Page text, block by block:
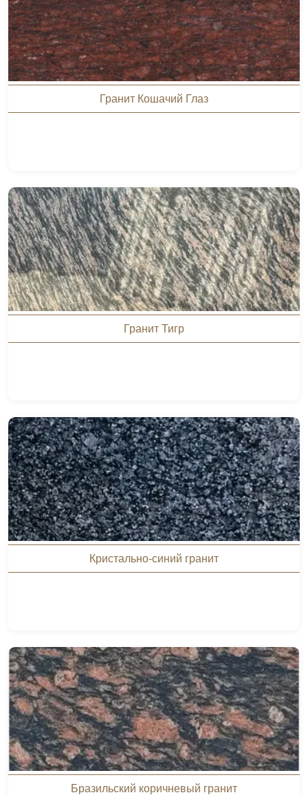
Гранит Кошачий Глаз
Гранит Тигр
Кристально-синий гранит
Бразильский коричневый гранит